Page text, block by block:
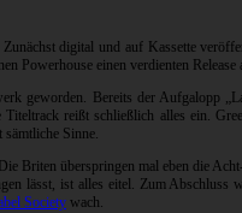
Zunächst digital und auf Kassette
Powerhouse einen verdienten
geworden. Bereits der Aufgalopp
reißt schließlich alles ein.
Sinne.
Briten überspringen mal eben die
lässt, ist alles eitel. Zum
Society wach.